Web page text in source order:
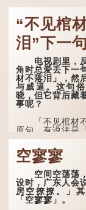
在古代，男子
十岁进行冠礼，
便是成人，但由
年，所以又称「
《礼记·曲礼》
「人生十年曰幼
曰弱，冠；三
室。」这说明三
“不见棺
泪”下一
电视剧里，反
角时总爱丢下一
材不落泪」，然
与威逼。这句
晓，但它背后藏
事呢？
「不见棺材不
原句，有说法是
不下泪」或「不
泪」，出自明朝
所著的《金瓶梅
十八回。原意是
见到亲人棺木，
感到悲伤；后来
人执迷不悟，
败，便不肯罢休
空寥寥
空间空荡荡，
设时，广东人会
房空撩撩。」
「空寥寥」。